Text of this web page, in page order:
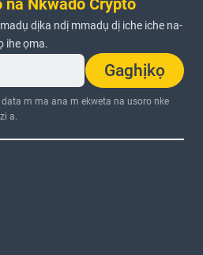
dịka ndị mmadụ dị iche iche na-
ihe ọma.
Gaghịkọ
m ma ana m ekweta na usoro nke
a.